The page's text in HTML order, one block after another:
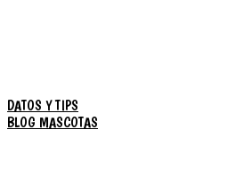
DATOS Y TIPS
BLOG MASCOTAS